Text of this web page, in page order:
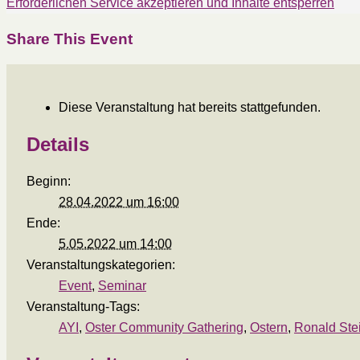
Share This Event
Diese Veranstaltung hat bereits stattgefunden.
Details
Beginn:
28.04.2022 um 16:00
Ende:
5.05.2022 um 14:00
Veranstaltungskategorien:
Event, Seminar
Veranstaltung-Tags:
AYI , Oster Community Gathering, Ostern, Ronald